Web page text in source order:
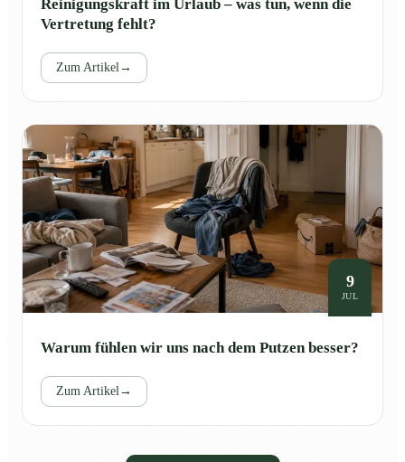
Reinigungskraft im Urlaub – was tun, wenn die
Vertretung fehlt?
Zum Artikel →
9
JUL
Warum fühlen wir uns nach dem Putzen besser?
Zum Artikel →